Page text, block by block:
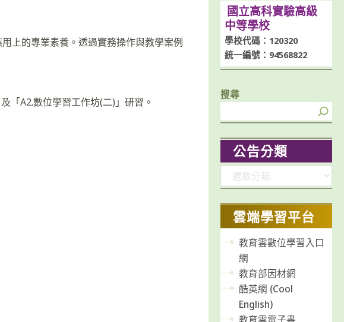
上的專業素養。透過實務操作與教學案例
「A2.數位學習工作坊(二)」研習。
國立高科實驗高級
中等學校
學校代碼：120320
統一編號：94568822
搜尋
公告分類
類
雲端學習平台
教育雲數位學習入口
網
教育部因材網
酷英網 (Cool
English)